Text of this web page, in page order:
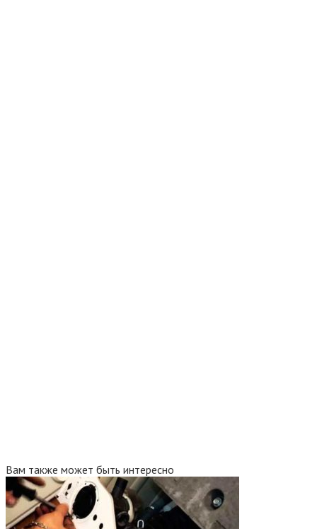
Вам также может быть интересно